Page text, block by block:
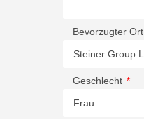
Bevorzugter Ort
Geschlecht